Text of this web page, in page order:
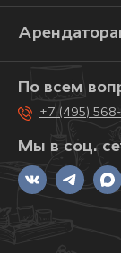
Мы в соц.
По всем
+7 (495)